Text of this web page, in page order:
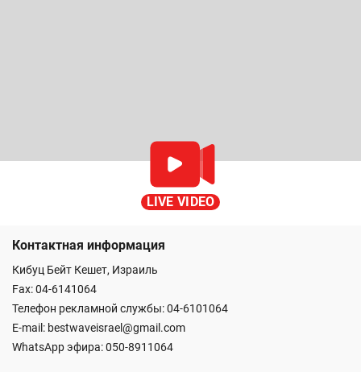
LIVE VIDEO
Контактная информация
Кибуц Бейт Кешет, Израиль
Fax: 04-6141064
Телефон рекламной службы: 04-6101064
E-mail: bestwaveisrael@gmail.com
WhatsApp эфира:050-8911064